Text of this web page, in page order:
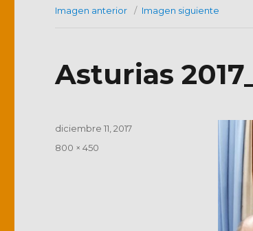
Imagen anterior Imagen siguiente
Asturias
Publicado
diciembre 11, 2017
Tamaño
800 × 450